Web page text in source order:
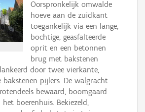
Oorspronkelijk omwalde
hoeve aan de zuidkant
toegankelijk via een lange,
bochtige, geasfalteerde
oprit en een betonnen
brug met bakstenen
door twee vierkante,
bakstenen pijlers. De walgracht
bewaard, boomgaard
boerenhuis. Bekiezeld,